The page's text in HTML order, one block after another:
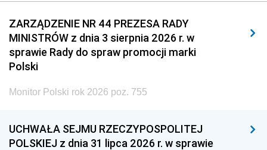
2011 2010 2009
2008 2007 2006
2005
1996 1995 1994
ZARZĄDZENIE NR 44 PREZESA RADY
MINISTRÓW z dnia 3 sierpnia 2026 r. w
sprawie Rady do spraw promocji marki
Polski
Monitor Polski rok 2026 poz. 755
UCHWAŁA SEJMU RZECZYPOSPOLITEJ
POLSKIEJ z dnia 31 lipca 2026 r. w sprawie